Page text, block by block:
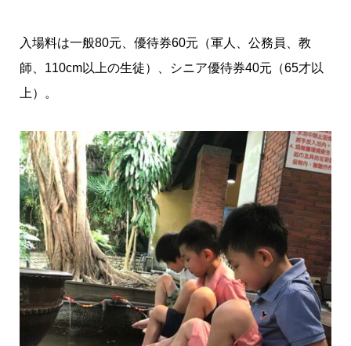
入場料は一般80元、優待券60元（軍人、公務員、教
師、110cm以上の生徒）、シニア優待券40元（65才以
上）。